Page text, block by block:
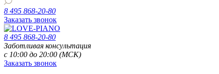
8 495 868-20-80
Заказать звонок
8 495 868-20-80
Заботливая консультация
с 10:00 до 20:00 (МСК)
Заказать звонок